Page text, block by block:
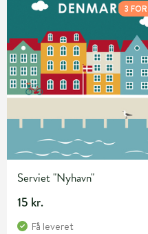
3
Serviet "Nyhavn"
15 kr.
Få leveret